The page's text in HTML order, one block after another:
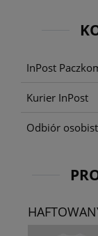
InPost
Kurier InPost
Odbiór